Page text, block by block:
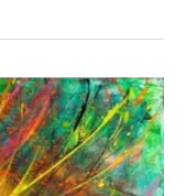
לראות
את
האור